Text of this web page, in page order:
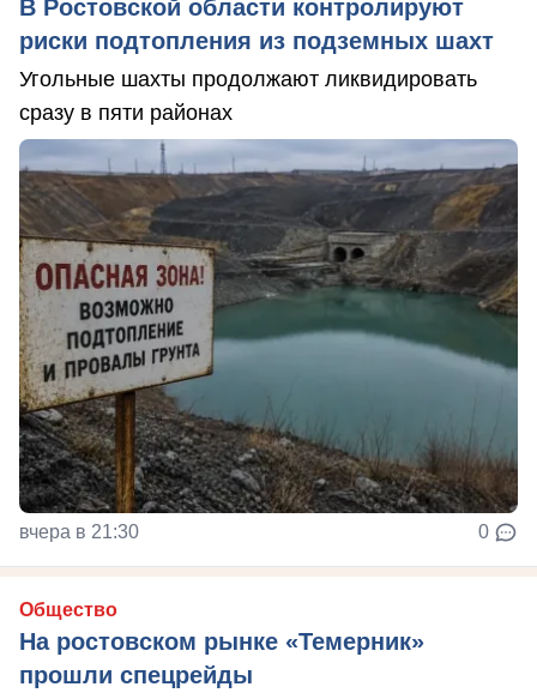
В Ростовской области контролируют
риски подтопления из подземных шахт
Угольные шахты продолжают ликвидировать
сразу в пяти районах
вчера в 21:30 0
Общество
На ростовском рынке «Темерник»
прошли спецрейды